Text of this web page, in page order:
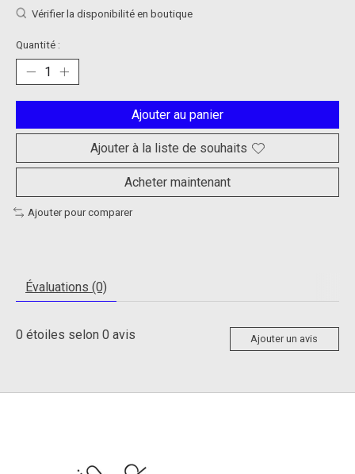
Vérifier la disponibilité en boutique
Quantité :
Ajouter au panier
Ajouter à la liste de souhaits
Acheter maintenant
Ajouter pour comparer
Évaluations (0)
0 étoiles selon 0 avis Ajouter un avis